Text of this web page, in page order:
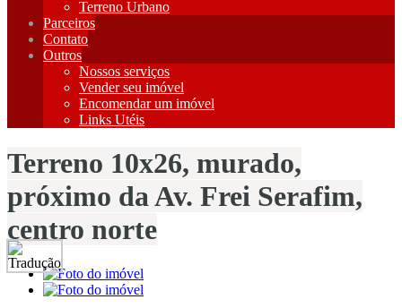
Terreno Urbano
Parceiros
Contato
Outros
Nossos serviços
Vender seu imóvel
Encomendar um imóvel
Links Utéis
Terreno 10x26, murado,
próximo da Av. Frei Serafim,
centro norte